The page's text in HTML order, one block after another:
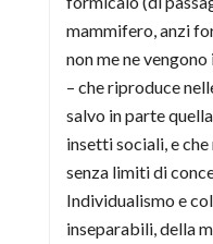
mammifero, anzi
non me ne
– che riproduce
salvo in parte
insetti sociali, e
senza limiti di
Individualismo e
inseparabili, della